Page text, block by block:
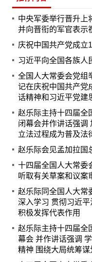
中央军委举行晋升上
并向晋衔的军官表示
庆祝中国共产党成立
习近平向全国各族人
全国人大常委会党组
记在庆祝中国共产党
话精神和习近平党建
赵乐际主持十四届全
闭幕会并作讲话强调
立法过程成为普及法
赵乐际会见孟加拉国
十四届全国人大常委
听取有关草案和议案
赵乐际同全国人大常
深入学习 贯彻习近
积极发挥代表作用
赵乐际主持十四届全
幕会 并作讲话强调
精神 围绕大局统筹